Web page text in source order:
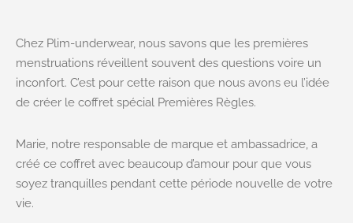
Chez Plim-underwear, nous savons que les premières
menstruations réveillent souvent des questions voire un
inconfort. C’est pour cette raison que nous avons eu l’idée
de créer le coffret spécial Premières Règles.
Marie, notre responsable de marque et ambassadrice, a
créé ce coffret avec beaucoup d’amour pour que vous
soyez tranquilles pendant cette période nouvelle de votre
vie.